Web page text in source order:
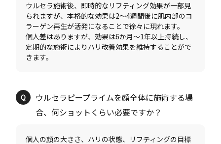
ウルセラ施術後、即時的なリフティング効果が一部見
られますが、本格的な効果は2〜4週間後に肌内部のコ
ラーゲン再生が活発になることで徐々に現れます。
個人差はありますが、効果は6か月〜1年以上持続し、
定期的な施術によりハリ改善効果を維持することがで
ウルセラピープライムを顔全体に施術する場
個人の顔の大きさ、ハリの状態、リフティングの目標